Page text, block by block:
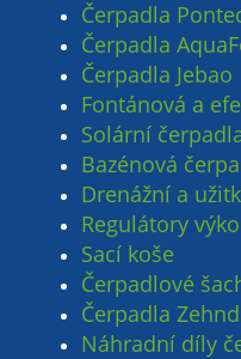
Čerpadla
Čerpadla
Čerpadla Jebao
Fontánová a
Solární
Bazénová
Drenážní a
Regulátory
Sací koše
Čerpadlové
Čerpadla
Náhradní díly